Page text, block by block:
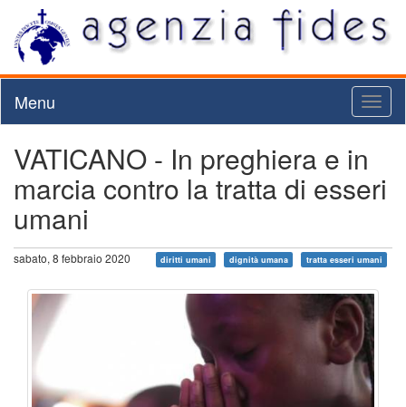
Menu
VATICANO - In preghiera e in
marcia contro la tratta di esseri
umani
sabato, 8 febbraio 2020 diritti umani dignità umana tratta esseri umani